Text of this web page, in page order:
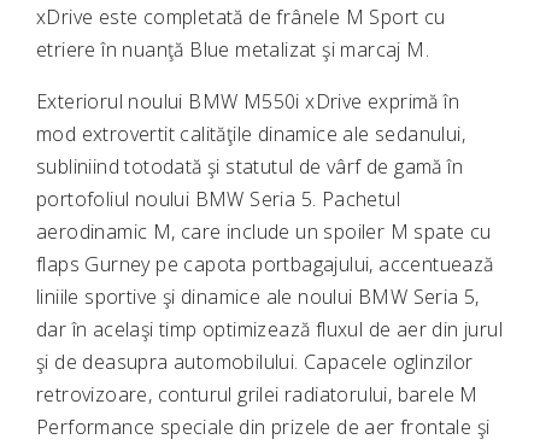
xDrive este completată de frânele M Sport cu
etriere în nuanţă Blue metalizat şi marcaj M.
Exteriorul noului BMW M550i xDrive exprimă în
mod extrovertit calităţile dinamice ale sedanului,
subliniind totodată şi statutul de vârf de gamă în
portofoliul noului BMW Seria 5. Pachetul
aerodinamic M, care include un spoiler M spate cu
flaps Gurney pe capota portbagajului, accentuează
liniile sportive şi dinamice ale noului BMW Seria 5,
dar în acelaşi timp optimizează fluxul de aer din jurul
şi de deasupra automobilului. Capacele oglinzilor
retrovizoare, conturul grilei radiatorului, barele M
Performance speciale din prizele de aer frontale şi